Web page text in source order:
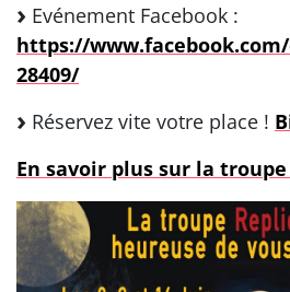
Evénement Facebook :
https://www.facebook.com/
28409/
Réservez vite votre place !
En savoir plus sur la troupe